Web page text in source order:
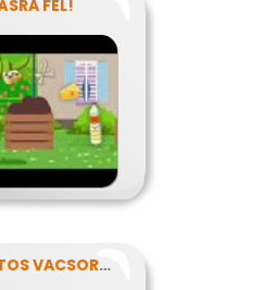
FEL!
EGY TUDATOS VACSORA RECEPTJE